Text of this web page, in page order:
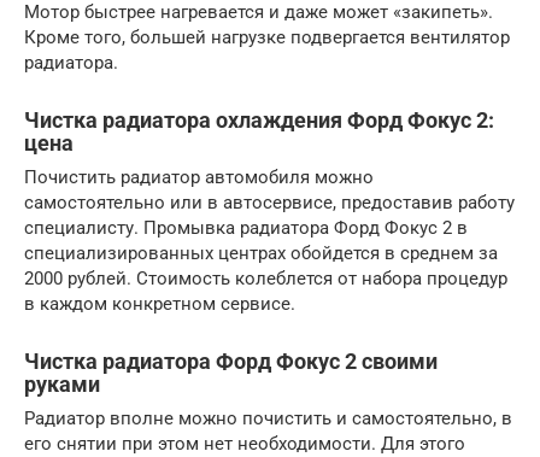
Мотор быстрее нагревается и даже может «закипеть».
Кроме того, большей нагрузке подвергается вентилятор
радиатора.
Чистка радиатора охлаждения Форд Фокус 2:
цена
Почистить радиатор автомобиля можно
самостоятельно или в автосервисе, предоставив работу
специалисту. Промывка радиатора Форд Фокус 2 в
специализированных центрах обойдется в среднем за
2000 рублей. Стоимость колеблется от набора процедур
в каждом конкретном сервисе.
Чистка радиатора Форд Фокус 2 своими
руками
Радиатор вполне можно почистить и самостоятельно, в
его снятии при этом нет необходимости. Для этого